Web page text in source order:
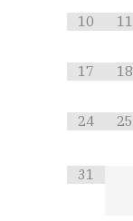
10 11
17 18
24 25
31